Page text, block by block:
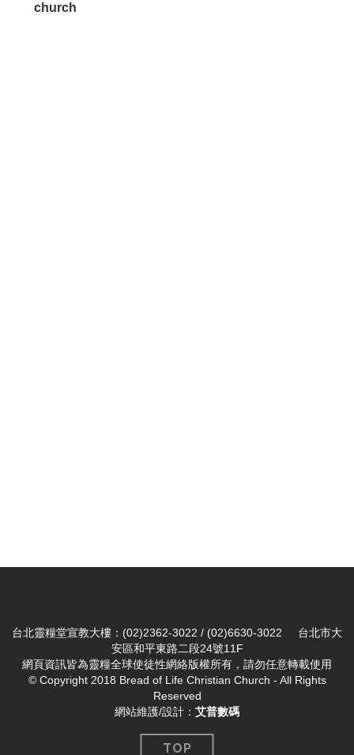
church
台北靈糧堂宣教大樓：(02)2362-3022 / (02)6630-3022 台北市大
安區和平東路二段24號11F
網頁資訊皆為靈糧全球使徒性網絡版權所有，請勿任意轉載使用
© Copyright 2018 Bread of Life Christian Church - All Rights
Reserved
網站維護/設計： 艾普數碼
TOP